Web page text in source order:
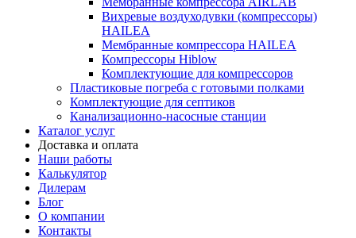
Вихревые воздуходувки (компрессоры)
HAILEA
Мембранные компрессора HAILEA
Компрессоры Hiblow
Комплектующие для компрессоров
Пластиковые погреба с готовыми полками
Комплектующие для септиков
Канализационно-насосные станции
Каталог услуг
Доставка и оплата
Наши работы
Калькулятор
Дилерам
Блог
О компании
Контакты